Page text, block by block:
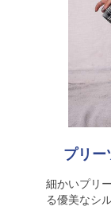
プリー
細かいプリ
る優美なシ